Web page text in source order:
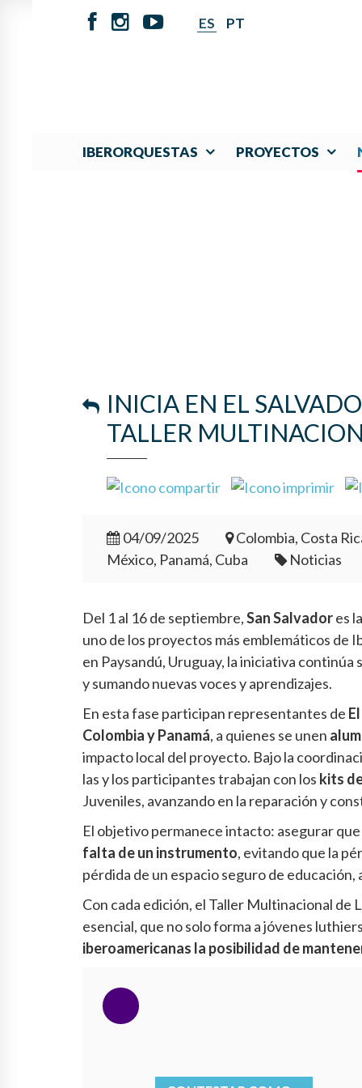
ES PT
IBERORQUESTAS PROYECTOS
INICIA EN EL
TALLER
04/09/2025
Colombia, Costa
México, Panamá, Cuba
Noticias
Del 1 al 16 de septiembre,San Salvadores
uno de los proyectos más emblemáticos de
en Paysandú, Uruguay, la iniciativa
y sumando nuevas voces y aprendizajes.
En esta fase participan representantes de
Colombia y Panamá, a quienes se unen
impacto local del proyecto. Bajo la
las y los participantes trabajan con los kits
Juveniles, avanzando en la reparación y
El objetivo permanece intacto: asegurar que
falta de un instrumento, evitando que la
pérdida de un espacio seguro de educación,
Con cada edición, el Taller Multinacional
esencial, que no solo forma a jóvenes
iberoamericanas la posibilidad de